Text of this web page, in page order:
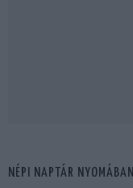
NÉPI NAPTÁR NYOMÁBAN